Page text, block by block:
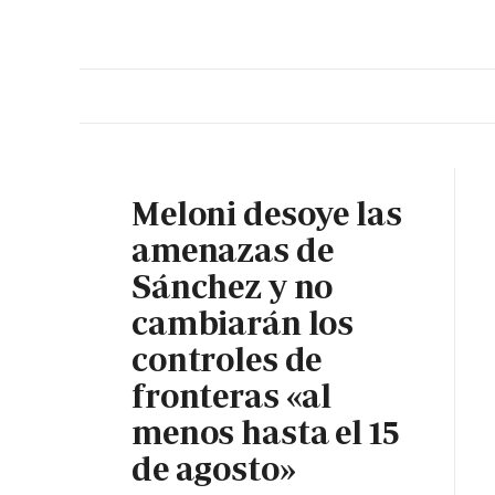
Meloni desoye las
amenazas de
Sánchez y no
cambiarán los
controles de
fronteras «al
menos hasta el 15
de agosto»